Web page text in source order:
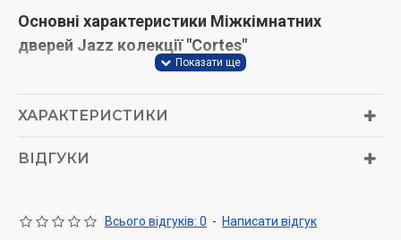
Основні характеристики Міжкімнатних
дверей Jazz колекції "Cortes"
Стандартна висота 2000 мм.
накладки - МДФ високої якості
ХАРАКТЕРИСТИКИ
ВІДГУКИ
Всього відгуків: 0 - Написати відгук